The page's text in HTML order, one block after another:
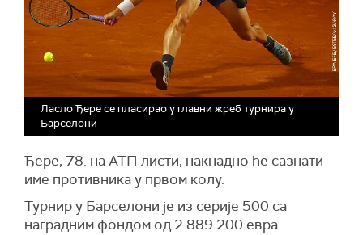
Ласло Ђере се пласирао у главни жреб турнира у
Барселони
Ђере, 78. на АТП листи, накнадно ће сазнати
име противника у првом колу.
Турнир у Барселони је из серије 500 са
наградним фондом од 2.889.200 евра.